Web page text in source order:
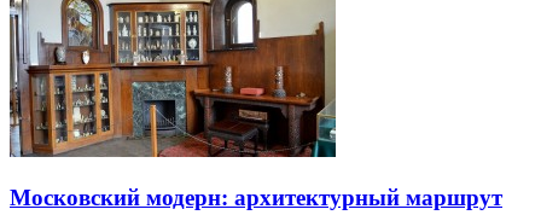
Московский модерн: архитектурный маршрут